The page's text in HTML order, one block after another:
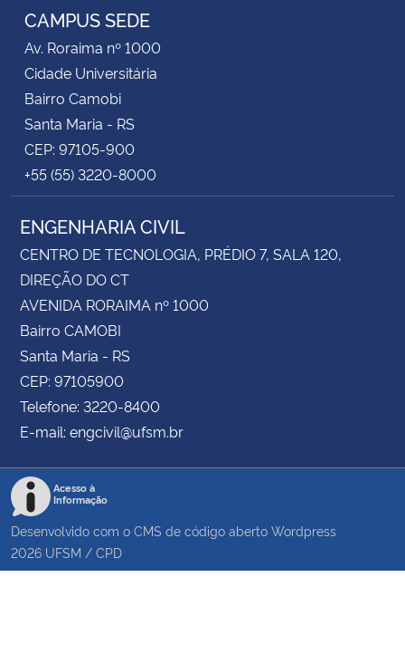
CAMPUS SEDE
Av. Roraima nº 1000
Cidade Universitária
Bairro Camobi
Santa Maria - RS
CEP: 97105-900
+55 (55) 3220-8000
ENGENHARIA CIVIL
CENTRO DE TECNOLOGIA, PRÉDIO 7, SALA 120,
DIREÇÃO DO CT
AVENIDA RORAIMA nº 1000
Bairro CAMOBI
Santa Maria - RS
CEP: 97105900
Telefone: 3220-8400
E-mail: engcivil@ufsm.br
Acesso à
Informação
Desenvolvido com o CMS de código aberto Wordpress
2026 UFSM / CPD